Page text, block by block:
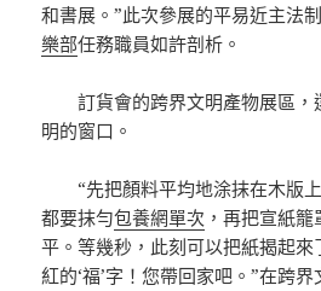
和書展。”此次參展的平易近主法
樂部任務職員如許剖析。
訂貨會的跨界文明產物展區
明的窗口。
“先把顏料平均地涂抹在木版
都要抹勻包養網單次 ，再把宣紙
平。等幾秒，此刻可以把紙揭起來
紅的‘福’字！您帶回家吧。”在跨